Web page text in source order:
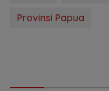
Provinsi Papua